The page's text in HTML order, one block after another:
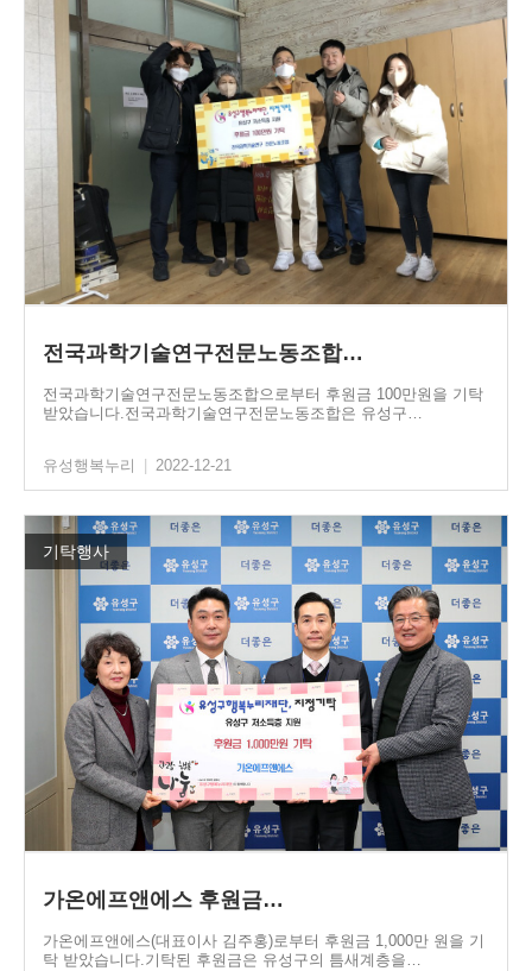
전국과학기술연구전문노동조합…
전국과학기술연구전문노동조합으로부터 후원금 100만원을 기탁
받았습니다.전국과학기술연구전문노동조합은 유성구…
유성행복누리 2022-12-21
기탁행사
가온에프앤에스 후원금…
가온에프앤에스(대표이사 김주홍)로부터 후원금 1,000만 원을 기
탁 받았습니다.기탁된 후원금은 유성구의 틈새계층을…